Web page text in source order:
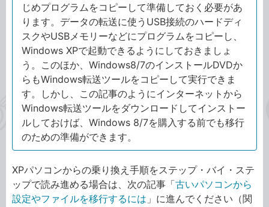
じめプログラムをコピーして準備しておく必要があ
ります。データの転送に使うUSB接続のハードディ
スクやUSBメモリーなどにプログラムをコピーし、
Windows XPで起動できるようにしておきましょ
う。このほか、Windows8/7のインストールDVDか
らもWindows転送ツールをコピーして実行できま
す。しかし、この記事のようにインターネットから
Windows転送ツールをダウンロードしてインストー
ルしておけば、Windows 8/7を購入する前でも移行
のための準備ができます。
XPパソコンからの乗り換え手順をステップ・バイ・ステ
ップで読み進める場合は、次の記事「古いパソコンから
設定やファイルを移行するには 」に進んでください（関